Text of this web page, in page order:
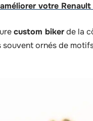
votre
custom bikerde la
ornés de